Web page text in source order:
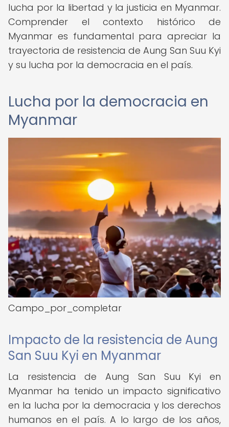
lucha por la libertad y la justicia en Myanmar.
Comprender el contexto histórico de
Myanmar es fundamental para apreciar la
trayectoria de resistencia de Aung San Suu Kyi
y su lucha por la democracia en el país.
Lucha por la democracia en
Myanmar
Campo_por_completar
Impacto de la resistencia de Aung
San Suu Kyi en Myanmar
La resistencia de Aung San Suu Kyi en
Myanmar ha tenido un impacto significativo
en la lucha por la democracia y los derechos
humanos en el país. A lo largo de los años,